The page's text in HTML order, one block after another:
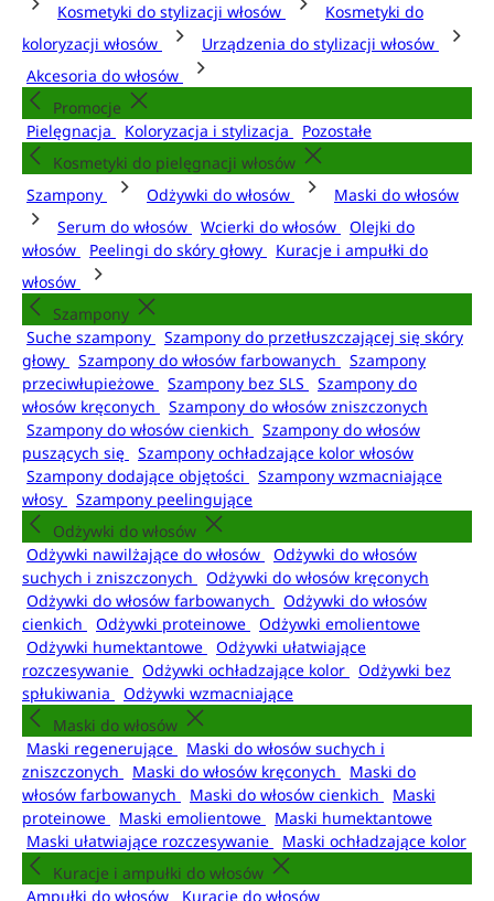
Kosmetyki do stylizacji włosów
Kosmetyki do
koloryzacji włosów
Urządzenia do stylizacji włosów
Akcesoria do włosów
Promocje
Pielęgnacja
Koloryzacja i stylizacja
Pozostałe
Kosmetyki do pielęgnacji włosów
Szampony
Odżywki do włosów
Maski do włosów
Serum do włosów
Wcierki do włosów
Olejki do
włosów
Peelingi do skóry głowy
Kuracje i ampułki do
włosów
Szampony
Suche szampony
Szampony do przetłuszczającej się skóry
głowy
Szampony do włosów farbowanych
Szampony
przeciwłupieżowe
Szampony bez SLS
Szampony do
włosów kręconych
Szampony do włosów zniszczonych
Szampony do włosów cienkich
Szampony do włosów
puszących się
Szampony ochładzające kolor włosów
Szampony dodające objętości
Szampony wzmacniające
włosy
Szampony peelingujące
Odżywki do włosów
Odżywki nawilżające do włosów
Odżywki do włosów
suchych i zniszczonych
Odżywki do włosów kręconych
Odżywki do włosów farbowanych
Odżywki do włosów
cienkich
Odżywki proteinowe
Odżywki emolientowe
Odżywki humektantowe
Odżywki ułatwiające
rozczesywanie
Odżywki ochładzające kolor
Odżywki bez
spłukiwania
Odżywki wzmacniające
Maski do włosów
Maski regenerujące
Maski do włosów suchych i
zniszczonych
Maski do włosów kręconych
Maski do
włosów farbowanych
Maski do włosów cienkich
Maski
proteinowe
Maski emolientowe
Maski humektantowe
Maski ułatwiające rozczesywanie
Maski ochładzające kolor
Kuracje i ampułki do włosów
Ampułki do włosów
Kuracje do włosów